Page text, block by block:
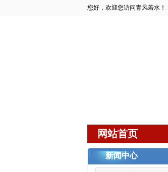
您好，欢迎您访问青风若水！
网站首页
新闻中心